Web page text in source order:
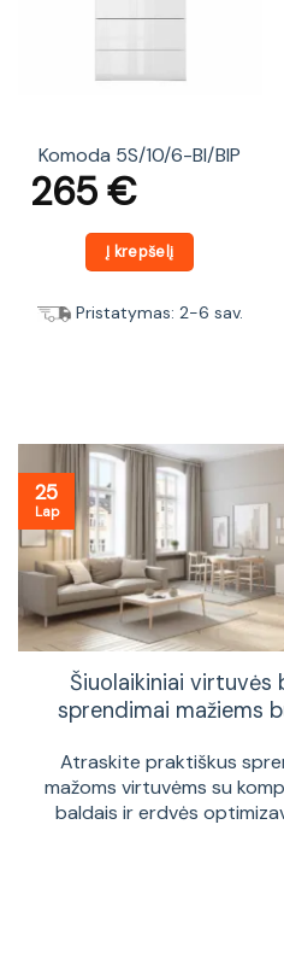
Komoda 5S/10/6-BI/BIP
265€
Į krepšelį
Pristatymas: 2-6 sav.
Šiuolaikiniai virtuvės
sprendimai mažiems
Atraskite praktiškus
mažoms virtuvėms su
baldais ir erdvės
25
Lap